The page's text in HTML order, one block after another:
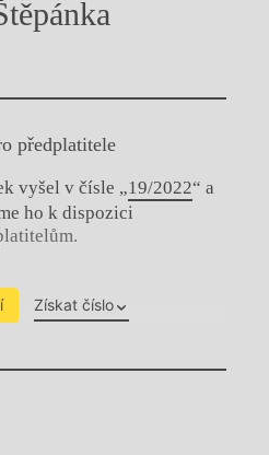
předplatitele
vyšel v čísle „19/2022“ a
ho k dispozici
Získat číslo
se.